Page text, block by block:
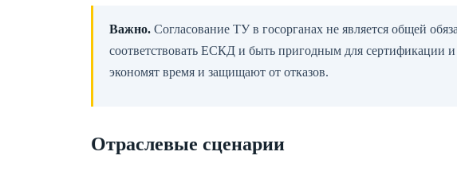
Важно. Согласование ТУ в госорганах не является общей
соответствовать ЕСКД и быть пригодным для сертификации
экономят время и защищают от отказов.
Отраслевые сценарии